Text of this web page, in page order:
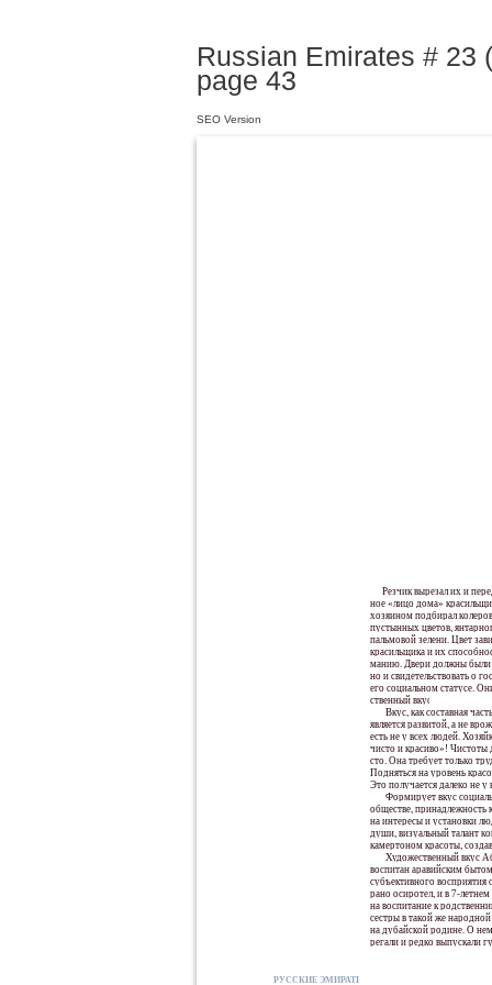
Russian Emirates # 23
page 43
РУССКИЕ ЭМИРАТЫ
Резчик вырезал их и
ное «лицо дома»
хозяином подбирал
пустынных цветов,
пальмовой зелени. Цвет
красильщика и их
манию. Двери должны были
но и свидетельствовать о
его социальном статусе.
ственный вкус.
Вкус, как составная
является развитой, а не
есть не у всех людей.
чисто и красиво»! Чистоты
сто. Она требует только
Подняться на уровень
Это получается далеко не у
Формирует вкус
обществе, принадлежность
на интересы и установки
души, визуальный талант
камертоном красоты,
Художественный вкус
воспитан аравийским
субъективного
рано осиротел, и в 7-летнем
на воспитание к
сестры в такой же
на дубайской родине. О
регали и редко выпускали
SEO Version